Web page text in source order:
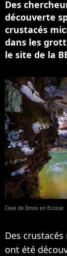
Des
découverte
crustacés
dans les
le site de la
Cave de Smoo en Ecosse
Des
ont été